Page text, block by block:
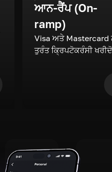
ਆਨ-ਰੈਂਪ (On-
ramp)
Visa ਅਤੇ Mastercard
ਤੁਰੰਤ ਕ੍ਰਿਪਟੋਕਰੰਸੀ ਖਰੀਦੋ